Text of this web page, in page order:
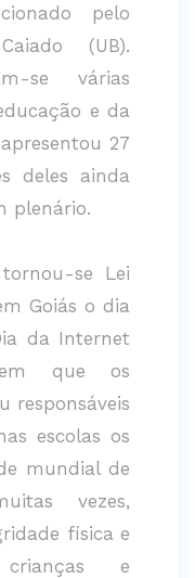
pelo
(UB).
se várias
e da
27
deles ainda
plenário.
se Lei
Goiás o dia
da Internet
que os
responsáveis
escolas os
mundial de
vezes,
física e
e